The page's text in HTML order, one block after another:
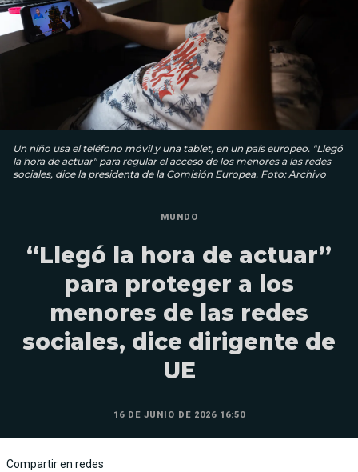
Un niño usa el teléfono móvil y una tablet, en un país europeo. "Llegó
la hora de actuar" para regular el acceso de los menores a las redes
sociales, dice la presidenta de la Comisión Europea. Foto: Archivo
MUNDO
“Llegó la hora de actuar”
para proteger a los
menores de las redes
sociales, dice dirigente de
UE
16 DE JUNIO DE 2026 16:50
Compartir en redes